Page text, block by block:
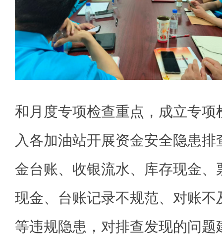
和月度专项检查重点，成立专项
入各加油站开展资金安全隐患
金台账、收银流水、库存现金
现金、台账记录不规范、对账不
等违规隐患，对排查发现的问